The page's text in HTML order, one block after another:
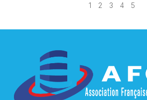
1 2 3 4 5